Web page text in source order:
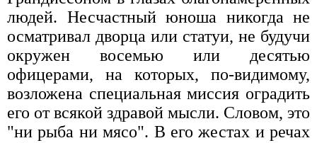
людей. Несчастный юноша никогда не
осматривал дворца или статуи, не будучи
окружен восемью или десятью
офицерами, на которых, по-видимому,
возложена специальная миссия оградить
его от всякой здравой мысли. Словом, это
"ни рыба ни мясо". В его жестах и речах